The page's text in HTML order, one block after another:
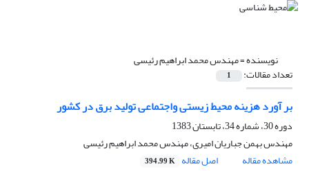
نویسنده =مهندس محمد ابراهیم رئیسی
تعداد مقالات: 1
بر آورد هزینه محیط زیستی واجتماعی تولید برق در کشور
دوره 30، شماره 34، تابستان 1383
مهندس بهمن جباریان امیری، مهندس محمد ابراهیم رئیسی
مشاهده مقاله
اصل مقاله 394.99 K